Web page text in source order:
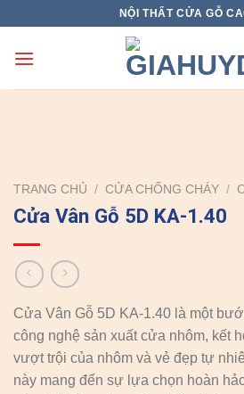
content
NỘI THẤT CỬA GỖ
TRANG CHỦ / CỬA CHỐNG CHÁY /
Cửa Vân Gỗ 5D KA-1.40
Cửa Vân Gỗ 5D KA-1.40 là một
công nghệ sản xuất cửa nhôm, kết
vượt trội của nhôm và vẻ đẹp tự
này mang đến sự lựa chọn hoàn